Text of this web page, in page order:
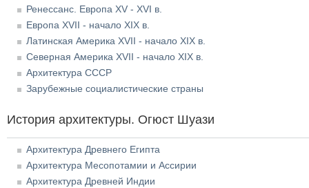
Ренессанс. Европа XV - XVI в.
Европа XVII - начало XIX в.
Латинская Америка XVII - начало XIX в.
Северная Америка XVII - начало XIX в.
Архитектура СССР
Зарубежные социалистические страны
История архитектуры. Огюст Шуази
Архитектура Древнего Египта
Архитектура Месопотамии и Ассирии
Архитектура Древней Индии